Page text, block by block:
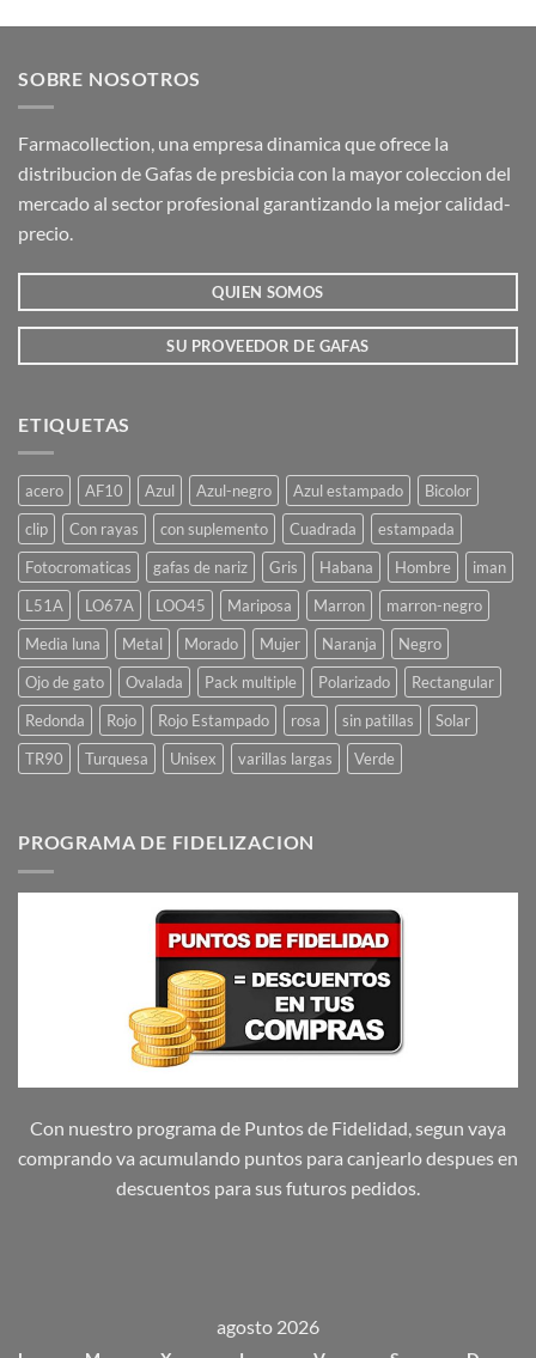
variantes.
opciones
se
elegir
de
producto
opciones
elegir
de
SOBRE NOSOTROS
Farmacollection, una empresa dinamica que ofrece la
distribucion de Gafas de presbicia con la mayor coleccion del
mercado al sector profesional garantizando la mejor calidad-
precio.
QUIEN SOMOS
SU PROVEEDOR DE GAFAS
ETIQUETAS
acero AF10 Azul Azul-negro Azul estampado
Bicolor
clip
Con rayas con suplemento Cuadrada
estampada
Fotocromaticas
gafas de nariz Gris Habana Hombre
iman
L51A
LO67A LOO45 Mariposa Marron
marron-negro
Media luna
Metal Morado Mujer Naranja
Negro
Ojo de gato
Ovalada Pack multiple Polarizado
Rectangular
Redonda
Rojo Rojo Estampado rosa sin patillas
Solar
TR90
Turquesa Unisex varillas largas Verde
PROGRAMA DE FIDELIZACION
Con nuestro programa de Puntos de Fidelidad, segun vaya
comprando va acumulando puntos para canjearlo despues en
descuentos para sus futuros pedidos.
agosto 2026